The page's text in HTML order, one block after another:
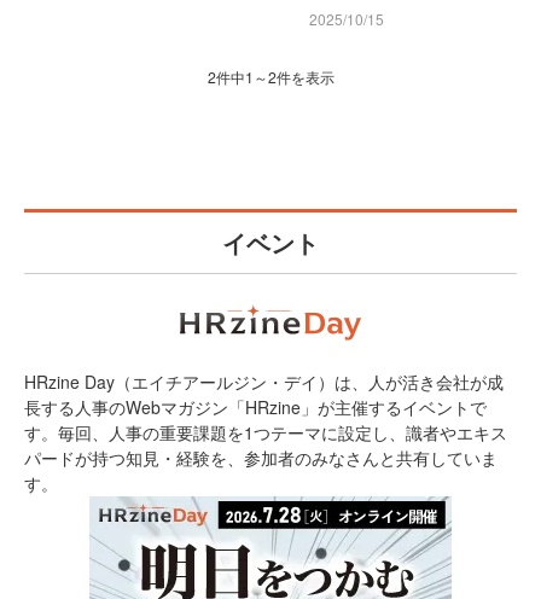
2025/10/15
2件中1～2件を表示
イベント
HRzine Day（エイチアールジン・デイ）は、人が活き会社が成
長する人事のWebマガジン「HRzine」が主催するイベントで
す。毎回、人事の重要課題を1つテーマに設定し、識者やエキス
パードが持つ知見・経験を、参加者のみなさんと共有していま
す。